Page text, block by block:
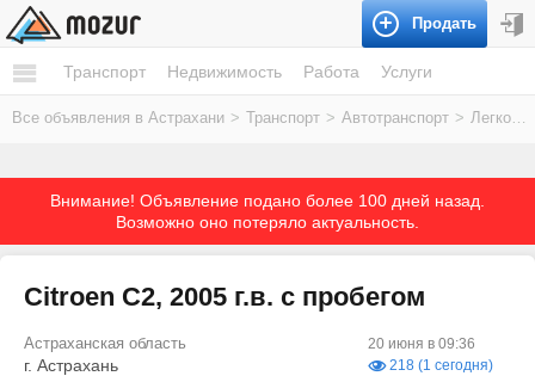
Продать
Транспорт Недвижимость Работа Услуги
Все объявления в Астрахани > Транспорт > Автотранспорт > Легковые автомобили
Внимание! Объявление подано более 100 дней назад.
Возможно оно потеряло актуальность.
Citroen C2, 2005 г.в. с пробегом
Астраханская область
г. Астрахань
20 июня в 09:36
218 (1 сегодня)